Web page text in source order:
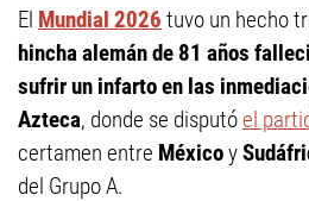
El Mundial 2026 tuvo un hecho
hincha alemán de 81 años
sufrir un infarto en las
Azteca, donde se disputó el
certamen entre Méxicoy
del Grupo A.